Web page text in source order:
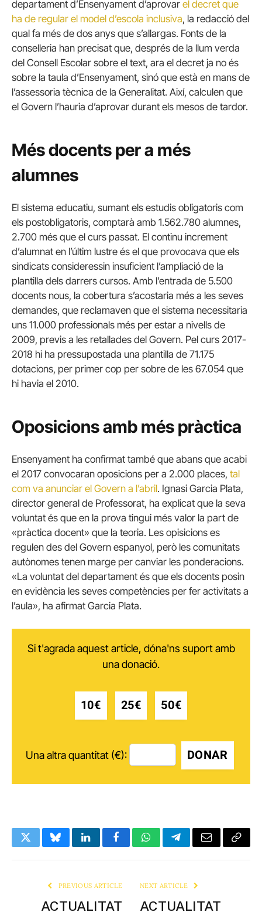
departament d’Ensenyament d’aprovar el decret que
ha de regular el model d’escola inclusiva, la redacció del
qual fa més de dos anys que s’allargas. Fonts de la
conselleria han precisat que, després de la llum verda
del Consell Escolar sobre el text, ara el decret ja no és
sobre la taula d’Ensenyament, sinó que està en mans de
l’assessoria tècnica de la Generalitat. Així, calculen que
el Govern l’hauria d’aprovar durant els mesos de tardor.
Més docents per a més
alumnes
El sistema educatiu, sumant els estudis obligatoris com
els postobligatoris, comptarà amb 1.562.780 alumnes,
2.700 més que el curs passat. El continu increment
d’alumnat en l’últim lustre és el que provocava que els
sindicats consideressin insuficient l’ampliació de la
plantilla dels darrers cursos. Amb l’entrada de 5.500
docents nous, la cobertura s’acostaria més a les seves
demandes, que reclamaven que el sistema necessitaria
uns 11.000 professionals més per estar a nivells de
2009, previs a les retallades del Govern. Pel curs 2017-
2018 hi ha pressupostada una plantilla de 71.175
dotacions, per primer cop per sobre de les 67.054 que
hi havia el 2010.
Oposicions amb més pràctica
Ensenyament ha confirmat també que abans que acabi
el 2017 convocaran oposicions per a 2.000 places, tal
com va anunciar el Govern a l’abril. Ignasi Garcia Plata,
director general de Professorat, ha explicat que la seva
voluntat és que en la prova tingui més valor la part de
«pràctica docent» que la teoria. Les opisicions es
regulen des del Govern espanyol, però les comunitats
autònomes tenen marge per canviar les ponderacions.
«La voluntat del departament és que els docents posin
en evidència les seves competències per fer activitats a
l’aula», ha afirmat Garcia Plata.
Si t'agrada aquest article, dóna'ns suport amb
una donació.
10€ 25€ 50€
Una altra quantitat (€): DONAR
TwitterBlueskyLinkedInFacebookWhatsAppTelegramEmail Copy
PREVIOUS ARTICLE
ACTUALITAT
NEXT ARTICLE
ACTUALITAT